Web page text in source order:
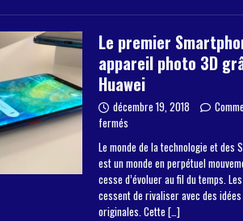
Le premier
appareil photo 3D
Huawei
décembre 19, 2018
fermés
Le monde de la technologie et des
est un monde en perpétuel
cesse d’évoluer au fil du temps.
cessent de rivaliser avec des
originales. Cette […]